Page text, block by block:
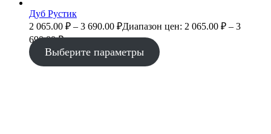
Дуб Рустик
2 065.00 ₽ – 3 690.00 ₽Диапазон цен: 2 065.00 ₽ – 3
690.00 ₽
Выберите параметры